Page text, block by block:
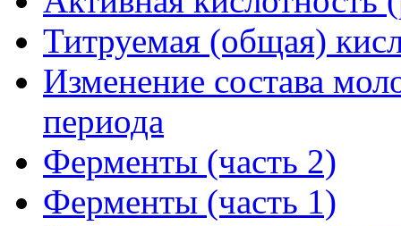
Титруемая (общая)
Изменение состава
периода
Ферменты (часть 2)
Ферменты (часть 1)